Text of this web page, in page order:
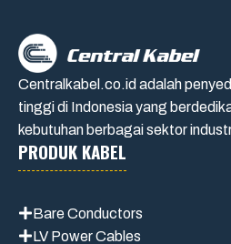
Centralkabel.co.id adalah
tinggi di Indonesia yang
kebutuhan berbagai sektor
PRODUK KABEL
Bare Conductors
LV Power Cables